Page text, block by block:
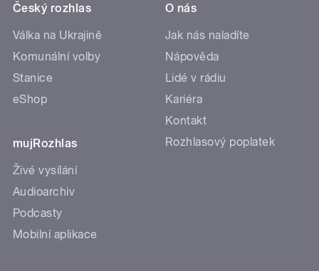
Český rozhlas
Válka na Ukrajině
Komunální volby
Stanice
eShop
mujRozhlas
Živé vysílání
Audioarchiv
Podcasty
Mobilní aplikace
O nás
Jak nás naladíte
Nápověda
Lidé v rádiu
Kariéra
Kontakt
Rozhlasový poplatek